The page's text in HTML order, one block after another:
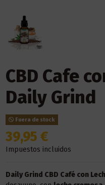
CBD Cafe
Daily Grind
Fuera de stock
39,95 €
Impuestos incluidos
Daily Grind CBD Café con